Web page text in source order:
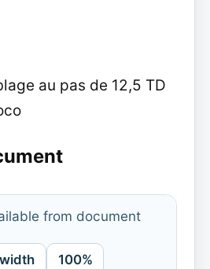
au pas de 12,5 TD
from document
100%